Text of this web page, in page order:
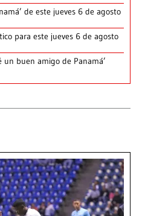
de este jueves 6 de agosto
para este jueves 6 de agosto
un buen amigo de Panamá’